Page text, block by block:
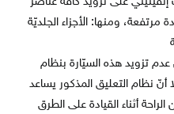
ومنها: الأجزاء الجلديّة
عدم تزويد هذه السيّارة بنظام
نظام التعليق المذكور يساعد
أثناء القيادة على الطرق